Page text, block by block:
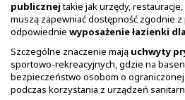
publicznejtakie jak urzędy,
muszą zapewniać dostępność zgodnie
odpowiednie wyposażenie łazienki
Szczególne znaczenie mają uchwyty
sportowo-rekreacyjnych, gdzie na
bezpieczeństwo osobom o
podczas korzystania z urządzeń